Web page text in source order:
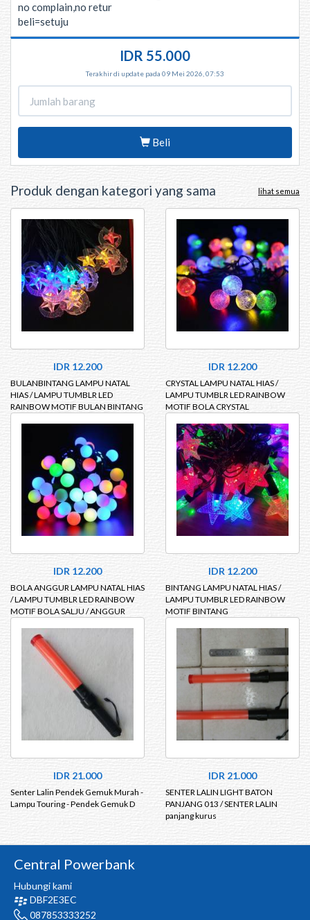
no complain,no retur
beli=setuju
IDR 55.000
Terakhir di update pada 09 Mei 2026, 07:53
Beli
Produk dengan kategori yang sama lihat semua
IDR 12.200
BULANBINTANG LAMPU NATAL
HIAS / LAMPU TUMBLR LED
RAINBOW MOTIF BULAN BINTANG
IDR 12.200
CRYSTAL LAMPU NATAL HIAS /
LAMPU TUMBLR LED RAINBOW
MOTIF BOLA CRYSTAL
IDR 12.200
BOLA ANGGUR LAMPU NATAL HIAS
/ LAMPU TUMBLR LED RAINBOW
MOTIF BOLA SALJU / ANGGUR
IDR 12.200
BINTANG LAMPU NATAL HIAS /
LAMPU TUMBLR LED RAINBOW
MOTIF BINTANG
IDR 21.000
Senter Lalin Pendek Gemuk Murah -
Lampu Touring - Pendek Gemuk D
IDR 21.000
SENTER LALIN LIGHT BATON
PANJANG 013 / SENTER LALIN
panjang kurus
Central Powerbank
Hubungi kami
DBF2E3EC
087853333252